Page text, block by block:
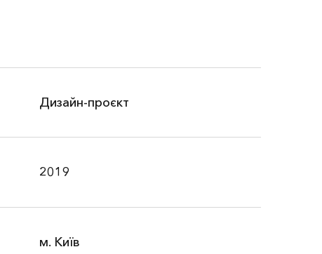
Дизайн-проєкт
2019
м. Київ